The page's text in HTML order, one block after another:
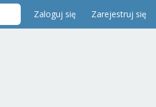
Zaloguj się Zarejestruj się